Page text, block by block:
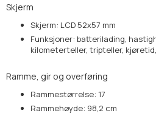
Skjerm
Skjerm: LCD 52x57 mm
Funksjoner: batterilading,
kilometerteller, tripteller,
Ramme, gir og overføring
Rammestørrelse: 17
Rammehøyde: 98,2 cm